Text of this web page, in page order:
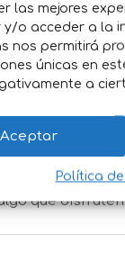
las mejores
y/o acceder a la
nos permitirá
únicas en
a
Aceptar
Política
Gracias a
necesitan
Contribuye a su
que devorarán
tendrán el
que